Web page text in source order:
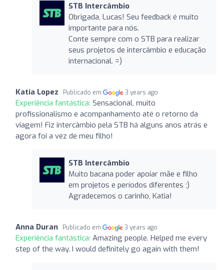
STB Intercâmbio
Obrigada, Lucas! Seu feedback é muito
importante para nós.
Conte sempre com o STB para realizar
seus projetos de intercâmbio e educação
internacional. =)
Katia Lopez Publicado em 3 years ago
Experiência fantástica: Sensacional, muito
profissionalismo e acompanhamento até o retorno da
viagem! Fiz intercâmbio pela STB há alguns anos atrás e
agora foi a vez de meu filho!
STB Intercâmbio
Muito bacana poder apoiar mãe e filho
em projetos e períodos diferentes ;)
Agradecemos o carinho, Katia!
Anna Duran Publicado em 3 years ago
Experiência fantástica: Amazing people. Helped me every
step of the way. I would definitely go again with them!